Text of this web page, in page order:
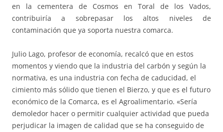
en la cementera de Cosmos en Toral de los Vados,
contribuiría a sobrepasar los altos niveles de
contaminación que ya soporta nuestra comarca.
Julio Lago, profesor de economía, recalcó que en estos
momentos y viendo que la industria del carbón y según la
normativa, es una industria con fecha de caducidad, el
cimiento más sólido que tienen el Bierzo, y que es el futuro
económico de la Comarca, es el Agroalimentario. «Sería
demoledor hacer o permitir cualquier actividad que pueda
perjudicar la imagen de calidad que se ha conseguido de